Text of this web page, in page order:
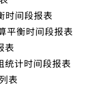
时间段报表
平衡时间段报表
表
统计时间段报表
表